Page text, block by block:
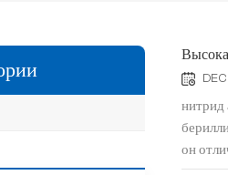
нитрид
он